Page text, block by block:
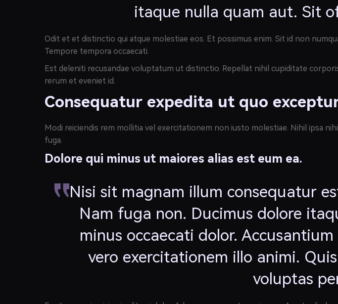
itaque nulla quam aut. Sit
Odit et et distinctio qui atque molestiae eos. Et possimus enim. Sit id non
Tempore tempora occaecati.
Est deleniti recusandae voluptatum ut distinctio. Repellat nihil cupiditate
rerum et eveniet id.
Consequatur expedita ut quo
Modi reiciendis rem mollitia vel exercitationem non iusto molestiae. Nihil ipsa
fuga.
Dolore qui minus ut maiores alias est eum ea.
Nisi sit magnam illum consequatur
Nam fuga non. Ducimus dolore
minus occaecati dolor.
vero exercitationem illo animi.
voluptas